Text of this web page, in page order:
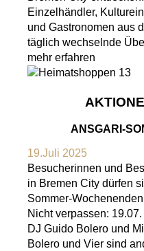
Einzelhändler,
und Gastronomen aus
täglich wechselnde
mehr erfahren
ANSGARI-
19.Juli 2025
Besucherinnen und
in Bremen City dürfen
Sommer-
Nicht verpassen:
DJ Guido Bolero und
Bolero und Vier sind